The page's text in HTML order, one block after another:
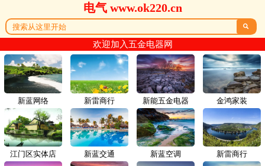
电气 www.ok220.cn

欢迎加入五金电器网
新蓝网络 新雷商行
江门区实体店 新蓝交通
新能五金电器 金鸿家装
新蓝空调 新雷商行